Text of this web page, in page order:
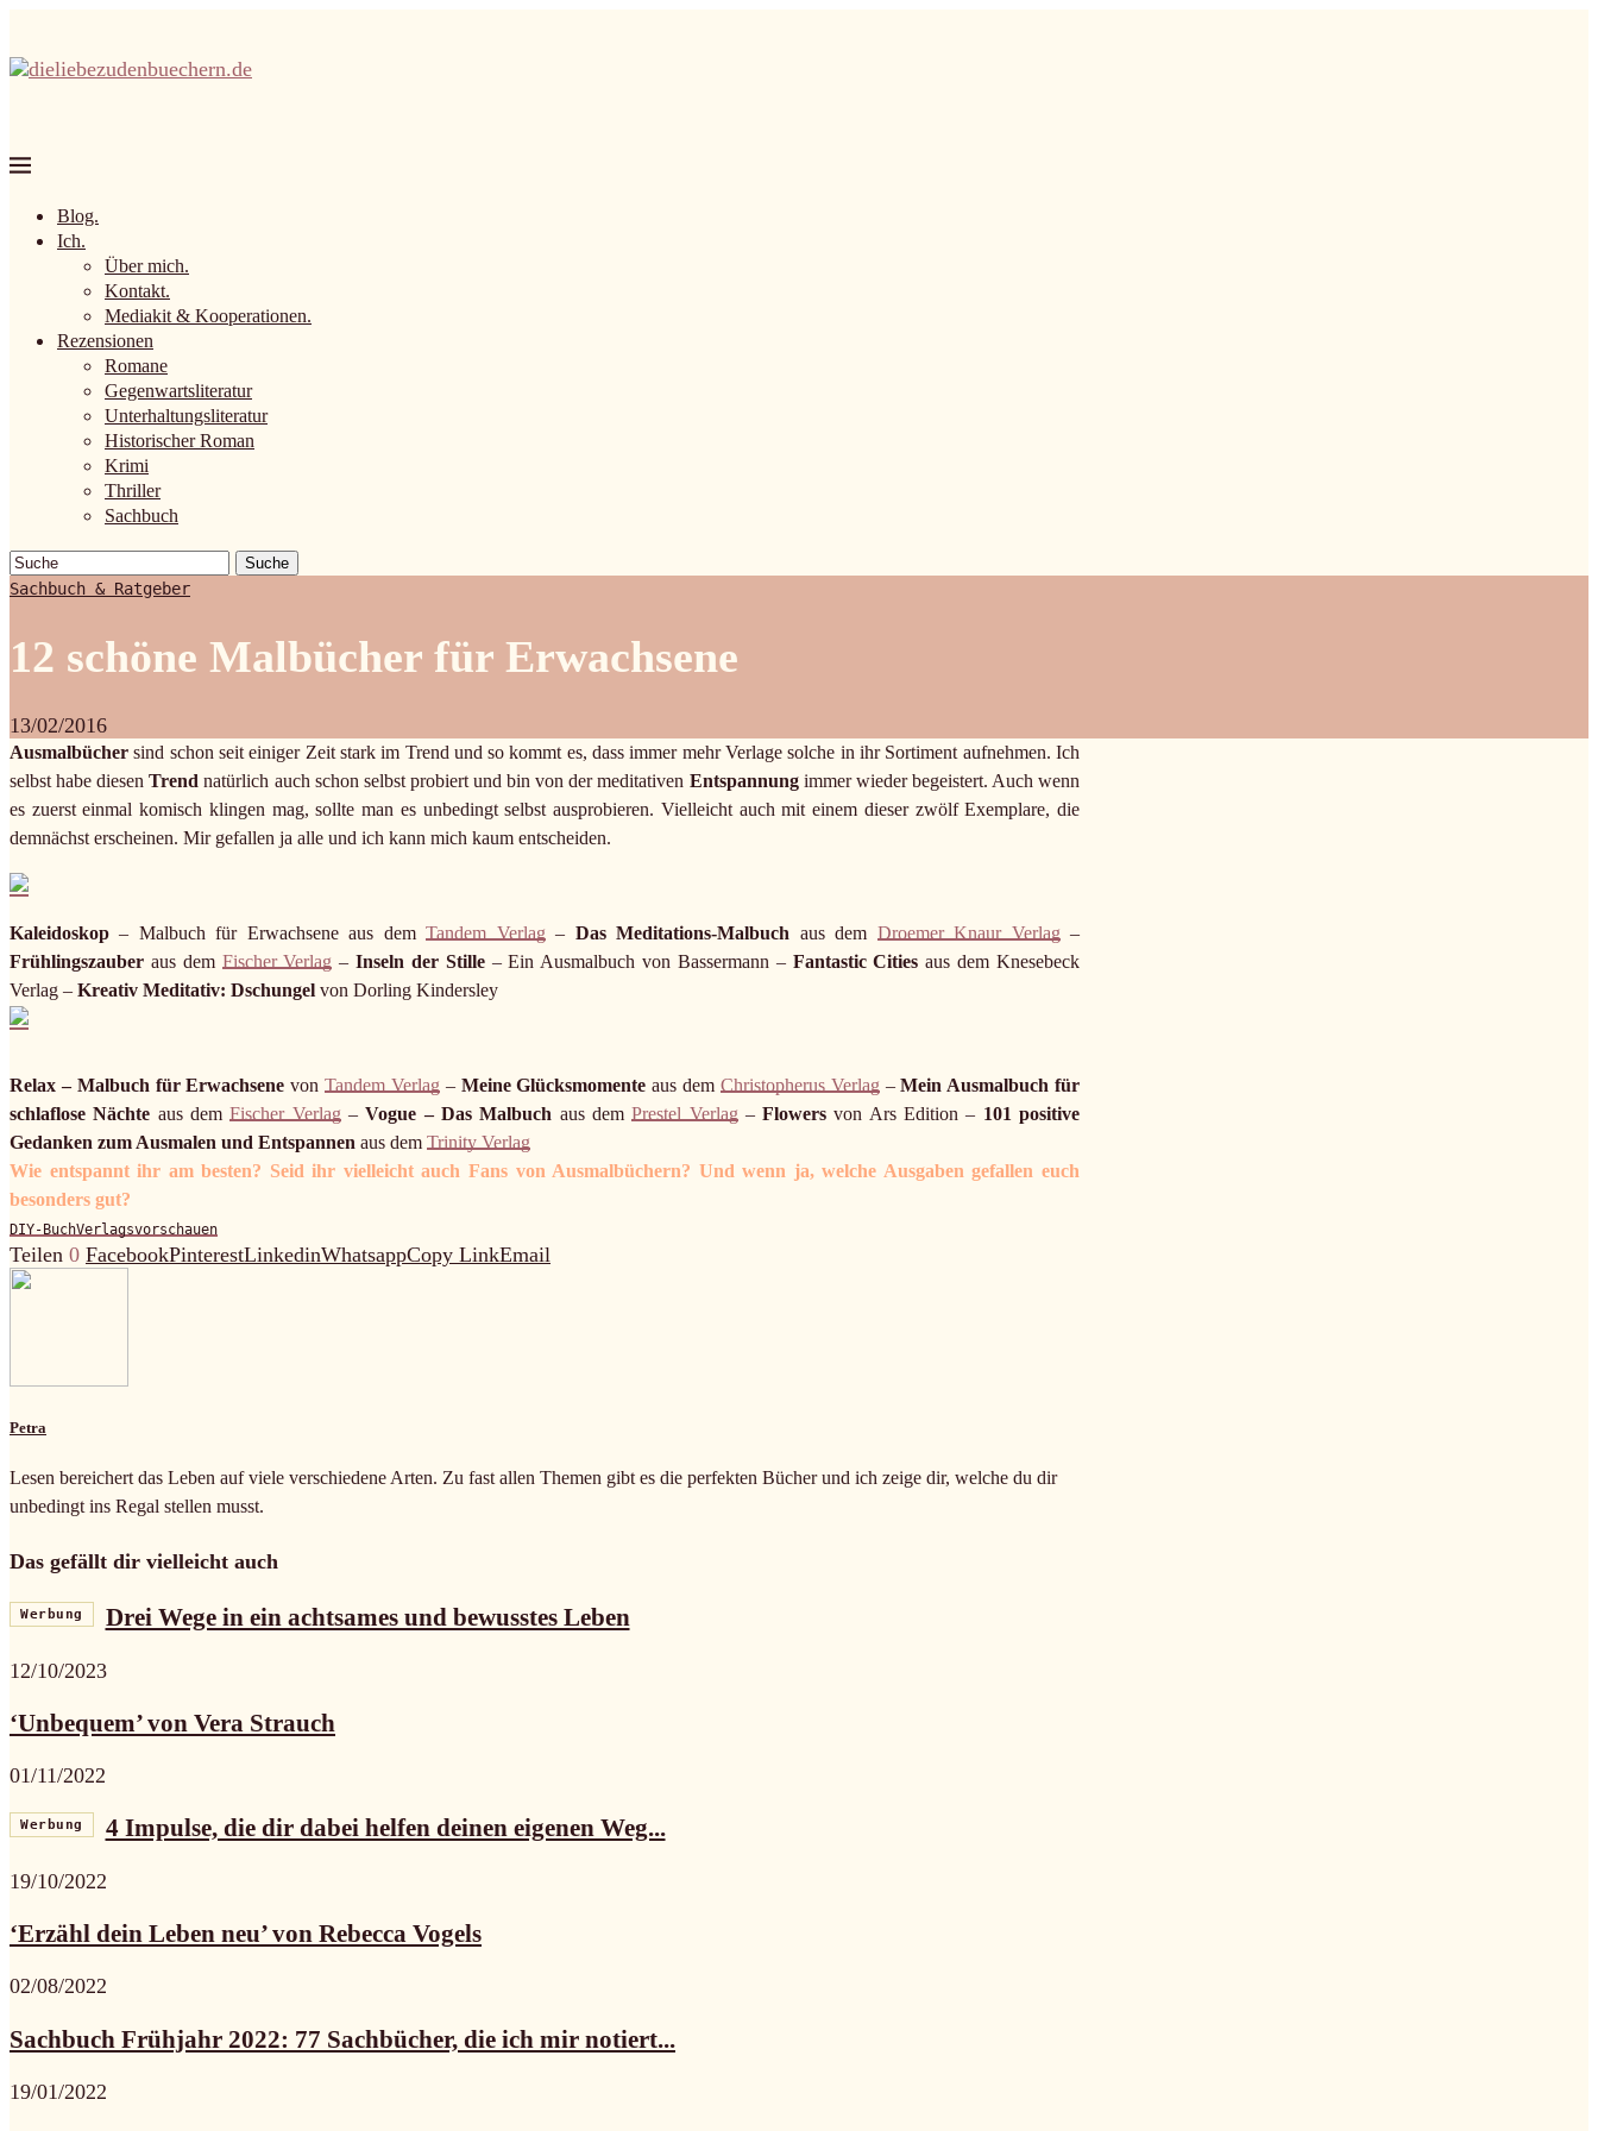
Blog.
Ich.
Über mich.
Kontakt.
Mediakit & Kooperationen.
Rezensionen
Romane
Gegenwartsliteratur
Unterhaltungsliteratur
Historischer Roman
Krimi
Thriller
Sachbuch
Suche
Sachbuch & Ratgeber
12 schöne Malbücher für Erwachsene
13/02/2016
Ausmalbücher sind schon seit einiger Zeit stark im Trend und so kommt es, dass immer mehr Verlage solche in ihr Sortiment aufnehmen. Ich
selbst habe diesenTrend natürlich auch schon selbst probiert und bin von der meditativen Entspannungimmer wieder begeistert. Auch wenn
es zuerst einmal komisch klingen mag, sollte man es unbedingt selbst ausprobieren. Vielleicht auch mit einem dieser zwölf Exemplare, die
demnächst erscheinen. Mir gefallen ja alle und ich kann mich kaum entscheiden.
Kaleidoskop – Malbuch für Erwachsene aus demTandem Verlag – Das Meditations-Malbuch aus dem Droemer Knaur Verlag –
Frühlingszauber aus dem Fischer Verlag –Inseln der Stille– Ein Ausmalbuch von Bassermann – Fantastic Cities aus dem Knesebeck
Verlag – Kreativ Meditativ: Dschungel von Dorling Kindersley
Relax – Malbuch für Erwachsene vonTandem Verlag – Meine Glücksmomente aus dem Christopherus Verlag –Mein Ausmalbuch für
schlaflose Nächte aus demFischer Verlag –Vogue – Das Malbuch aus demPrestel Verlag –Flowers von Ars Edition – 101 positive
Gedanken zum Ausmalen und Entspannen aus dem Trinity Verlag
Wie entspannt ihr am besten? Seid ihr vielleicht auch Fans von Ausmalbüchern? Und wenn ja, welche Ausgaben gefallen euch
besonders gut?
DIY-BuchVerlagsvorschauen
Teilen 0 FacebookPinterestLinkedinWhatsappCopy LinkEmail
Petra
Lesen bereichert das Leben auf viele verschiedene Arten. Zu fast allen Themen gibt es die perfekten Bücher und ich zeige dir, welche du dir
unbedingt ins Regal stellen musst.
Das gefällt dir vielleicht auch
Werbung Drei Wege in ein achtsames und bewusstes Leben
12/10/2023
‘Unbequem’ von Vera Strauch
01/11/2022
Werbung 4 Impulse, die dir dabei helfen deinen eigenen Weg...
19/10/2022
‘Erzähl dein Leben neu’ von Rebecca Vogels
02/08/2022
Sachbuch Frühjahr 2022: 77 Sachbücher, die ich mir notiert...
19/01/2022